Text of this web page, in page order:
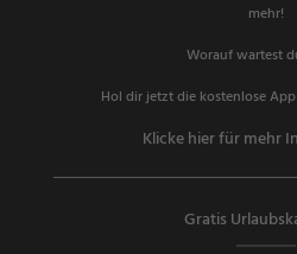
mehr!
Worauf wartest
Hol dir jetzt die kostenlose
Klicke hier für mehr
Gratis